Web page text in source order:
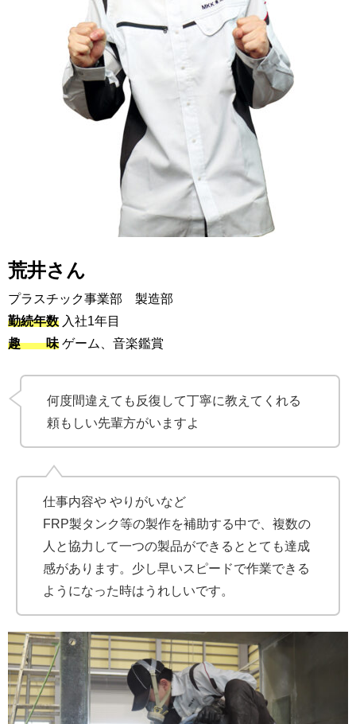
荒井さん
プラスチック事業部 製造部
勤続年数 入社1年目
趣 味 ゲーム、音楽鑑賞
何度間違えても反復して丁寧に教えてくれる
頼もしい先輩方がいますよ
仕事内容や やりがいなど
FRP製タンク等の製作を補助する中で、複数の
人と協力して一つの製品ができるととても達成
感があります。少し早いスピードで作業できる
ようになった時はうれしいです。